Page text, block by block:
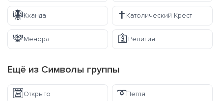
🪯Кханда ✝️ Католический Крест
🕎Менора 🛐Религия
Ещё из Символы группы
🈺 Открыто ➰Петля